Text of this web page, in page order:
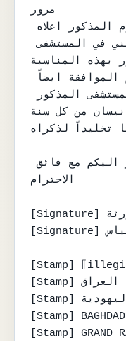
مرور
حيث سيقام احتفال ديني في المستشفى
بهذه المناسبة
في ليلة ١٧ نيسان من كل سنة
تخليداً لذكراه
هذا ما وجب عرضه والامر اليكم مع فائق
الاحترام
[Signature] عن الورثة
[Signature] عزرا شاؤول مير الياس
[Stamp]
[Stamp] بغداد - العراق
[Stamp] رئاسة الحاخامية اليهودية
[Stamp]
[Stamp] GRAND